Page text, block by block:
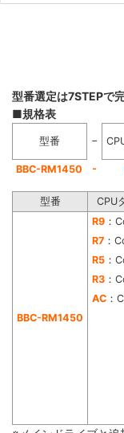
型番選定は7STEPで
■規格表
型番 −
BBC-RM1450
-
型番 CPU
BBC-RM1450
R9 ：
R7 ：
R5 ：
R3 ：
AC ：